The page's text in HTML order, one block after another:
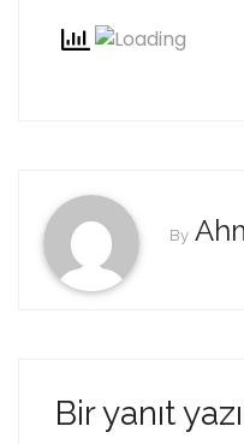
By
Bir yanıt